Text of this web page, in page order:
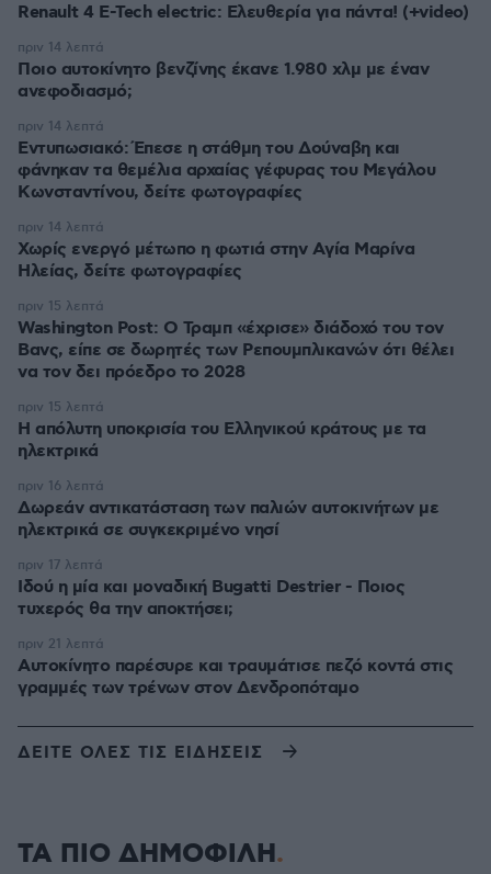
Renault 4 E-Tech electric: Ελευθερία για πάντα! (+video)
Ποιο αυτοκίνητο βενζίνης έκανε 1.980 χλμ με έναν
ανεφοδιασμό;
πριν 14 λεπτά
Εντυπωσιακό: Έπεσε η στάθμη του Δούναβη και
φάνηκαν τα θεμέλια αρχαίας γέφυρας του Μεγάλου
Κωνσταντίνου, δείτε φωτογραφίες
πριν 14 λεπτά
Χωρίς ενεργό μέτωπο η φωτιά στην Aγία Μαρίνα
Ηλείας, δείτε φωτογραφίες
πριν 14 λεπτά
Washington Post: Ο Τραμπ «έχρισε» διάδοχό του τον
Βανς, είπε σε δωρητές των Ρεπουμπλικανών ότι θέλει
να τον δει πρόεδρο το 2028
πριν 15 λεπτά
Η απόλυτη υποκρισία του Ελληνικού κράτους με τα
ηλεκτρικά
πριν 15 λεπτά
Δωρεάν αντικατάσταση των παλιών αυτοκινήτων με
ηλεκτρικά σε συγκεκριμένο νησί
πριν 16 λεπτά
Ιδού η μία και μοναδική Bugatti Destrier - Ποιος
τυχερός θα την αποκτήσει;
πριν 17 λεπτά
Αυτοκίνητο παρέσυρε και τραυμάτισε πεζό κοντά στις
γραμμές των τρένων στον Δενδροπόταμο
πριν 21 λεπτά
ΔΕΙΤΕ ΟΛΕΣ ΤΙΣ ΕΙΔΗΣΕΙΣ
ΤΑ ΠΙΟ ΔΗΜΟΦΙΛΗ